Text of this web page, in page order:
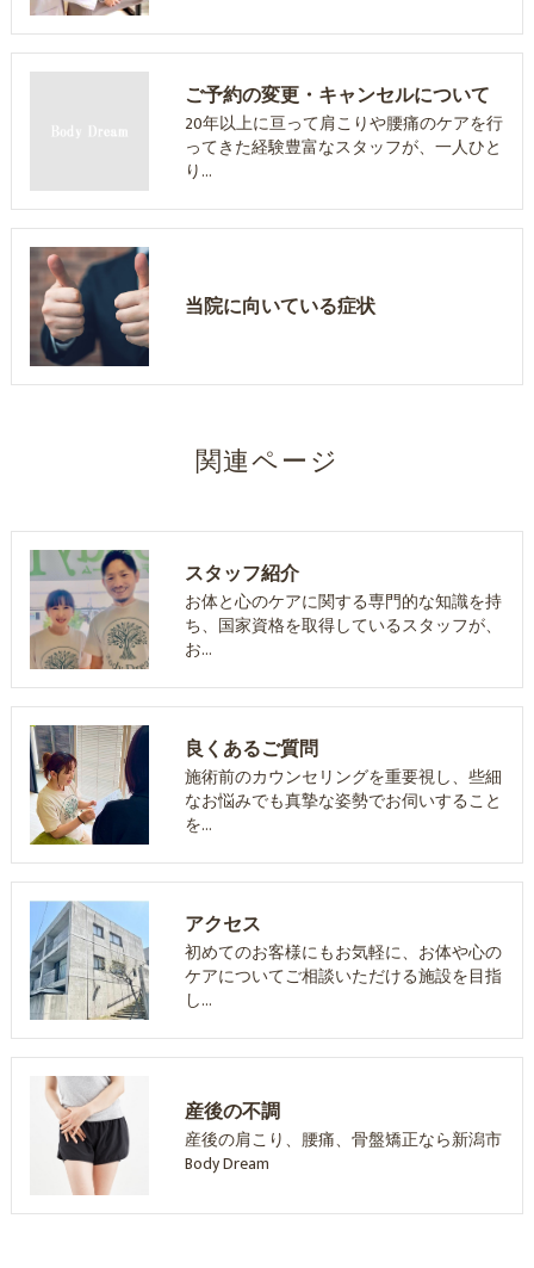
ご予約の変更・キャンセルについて
20年以上に亘って肩こりや腰痛のケアを行
ってきた経験豊富なスタッフが、一人ひと
り…
当院に向いている症状
関連ページ
スタッフ紹介
お体と心のケアに関する専門的な知識を持
ち、国家資格を取得しているスタッフが、
お…
良くあるご質問
施術前のカウンセリングを重要視し、些細
なお悩みでも真摯な姿勢でお伺いすること
を…
アクセス
初めてのお客様にもお気軽に、お体や心の
ケアについてご相談いただける施設を目指
し…
産後の不調
産後の肩こり、腰痛、骨盤矯正なら新潟市
Body Dream